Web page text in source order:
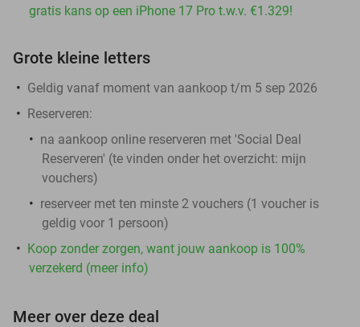
gratis kans op een iPhone 17 Pro t.w.v. €1.329!
Grote kleine letters
Geldig vanaf moment van aankoop t/m 5 sep 2026
Reserveren:
na aankoop online reserveren met 'Social Deal
Reserveren' (te vinden onder het overzicht: mijn
vouchers)
reserveer met ten minste 2 vouchers (1 voucher is
geldig voor 1 persoon)
Koop zonder zorgen, want jouw aankoop is 100%
verzekerd (meer info)
Meer over deze deal